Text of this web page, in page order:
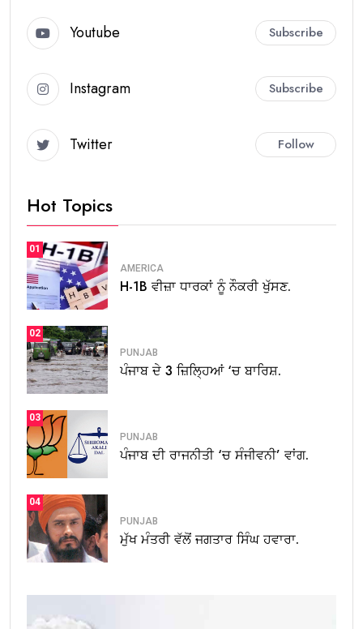
Youtube Subscribe
Instagram Subscribe
Twitter Follow
Hot Topics
01
AMERICA
H-1B ਵੀਜ਼ਾ ਧਾਰਕਾਂ ਨੂੰ ਨੌਕਰੀ ਖੁੱਸਣ.
02
PUNJAB
ਪੰਜਾਬ ਦੇ 3 ਜ਼ਿਲ੍ਹਿਆਂ ‘ਚ ਬਾਰਿਸ਼.
03
PUNJAB
ਪੰਜਾਬ ਦੀ ਰਾਜਨੀਤੀ ‘ਚ ਸੰਜੀਵਨੀ’ ਵਾਂਗ.
04
PUNJAB
ਮੁੱਖ ਮੰਤਰੀ ਵੱਲੋਂ ਜਗਤਾਰ ਸਿੰਘ ਹਵਾਰਾ.